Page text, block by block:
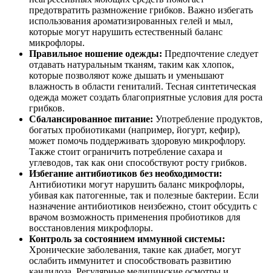
предотвратить размножение грибков. Важно избегать
использования ароматизированных гелей и мыл,
которые могут нарушить естественный баланс
микрофлоры.
Правильное ношение одежды: Предпочтение следует
отдавать натуральным тканям, таким как хлопок,
которые позволяют коже дышать и уменьшают
влажность в области гениталий. Тесная синтетическая
одежда может создать благоприятные условия для роста
грибков.
Сбалансированное питание: Употребление продуктов,
богатых пробиотиками (например, йогурт, кефир),
может помочь поддерживать здоровую микрофлору.
Также стоит ограничить потребление сахара и
углеводов, так как они способствуют росту грибков.
Избегание антибиотиков без необходимости:
Антибиотики могут нарушить баланс микрофлоры,
убивая как патогенные, так и полезные бактерии. Если
назначение антибиотиков неизбежно, стоит обсудить с
врачом возможность применения пробиотиков для
восстановления микрофлоры.
Контроль за состоянием иммунной системы:
Хронические заболевания, такие как диабет, могут
ослабить иммунитет и способствовать развитию